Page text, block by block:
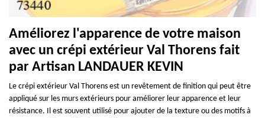
Améliorez l'apparence de votre maison
avec un crépi extérieur Val Thorens fait
par Artisan LANDAUER KEVIN
Le crépi extérieur Val Thorens est un revêtement de finition qui peut être
appliqué sur les murs extérieurs pour améliorer leur apparence et leur
résistance. Il est souvent utilisé pour ajouter de la texture ou des motifs à